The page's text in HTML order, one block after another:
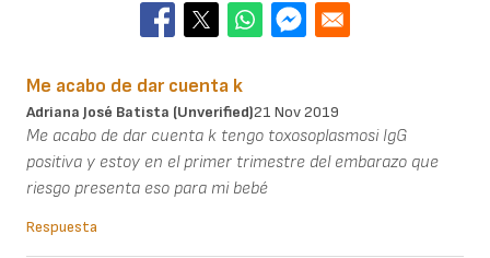
Me acabo de dar cuenta k
Adriana José Batista (unverified)21 Nov 2019
Me acabo de dar cuenta k tengo toxosoplasmosi IgG
positiva y estoy en el primer trimestre del embarazo que
riesgo presenta eso para mi bebé
Respuesta